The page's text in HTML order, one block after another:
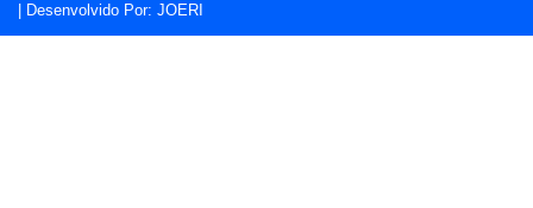
| Desenvolvido Por: JOERI